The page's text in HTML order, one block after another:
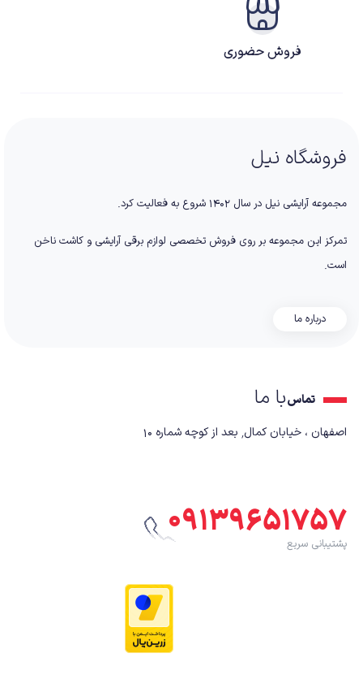
فروش حضوری
فروشگاه نیل
مجموعه آرایشی نیل در سال ۱۴۰۲ شروع به فعالیت کرد.
تمرکز این مجموعه بر روی فروش تخصصی لوازم برقی آرایشی و کاشت ناخن
است.
درباره ما
تماسبا ما
اصفهان ، خیابان کمال٬ بعد از کوچه شماره ۱۰
۰۹۱۳۹۶۵۱۷۵۷
پشتیبانی سریع